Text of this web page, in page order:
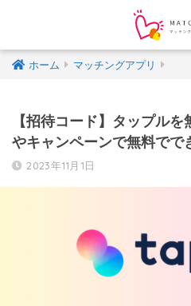
ホーム マッチングアプリ
【招待コード】タップル
やキャンペーンで無料でで
2023年11月1日